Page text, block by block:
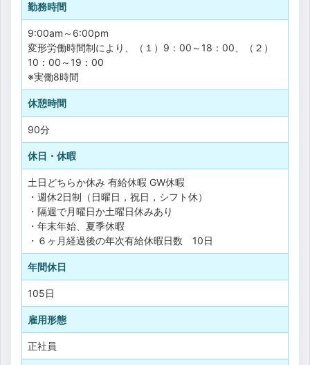
勤務時間
9:00am～6:00pm
変形労働時間制により、（１）9：00～18：00、（２）
10：00～19：00
※実働8時間
休憩時間
90分
休日・休暇
土日どちらか休み 有給休暇 GW休暇
・週休2日制（日曜日，祝日，シフト休）
・隔週で月曜日か土曜日休みあり
・年末年始、夏季休暇
・６ヶ月経過後の年次有給休暇日数 10日
年間休日
105日
雇用形態
正社員